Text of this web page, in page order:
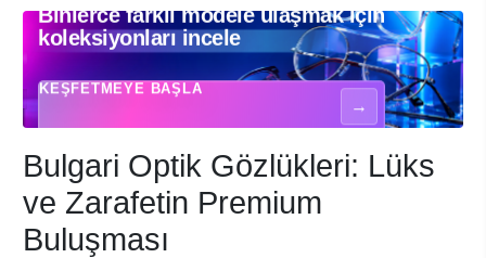
Binlerce farklı modele ulaşmak için koleksiyonları incele - Optik gözlükler
Binlerce farklı modele ulaşmak için
koleksiyonları incele
KEŞFETMEYE BAŞLA
→
Bulgari Optik Gözlükleri: Lüks
ve Zarafetin Premium
Buluşması